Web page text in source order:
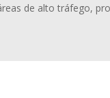
de alto tráfego,